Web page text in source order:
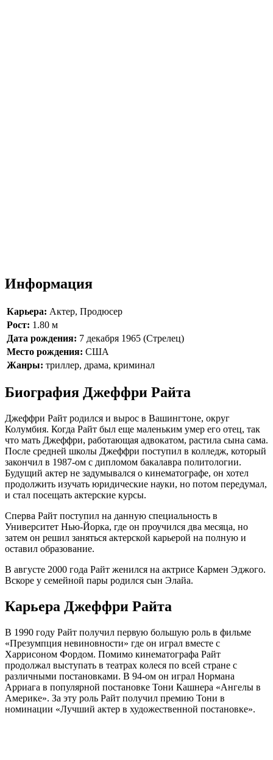
Информация
Карьера: Актер, Продюсер
Рост: 1.80 м
Дата рождения: 7 декабря 1965 (Стрелец)
Место рождения: США
Жанры: триллер, драма, криминал
Биография Джеффри Райта
Джеффри Райт родился и вырос в Вашингтоне, округ
Колумбия. Когда Райт был еще маленьким умер его отец, так
что мать Джеффри, работающая адвокатом, растила сына сама.
После средней школы Джеффри поступил в колледж, который
закончил в 1987-ом с дипломом бакалавра политологии.
Будущий актер не задумывался о кинематографе, он хотел
продолжить изучать юридические науки, но потом передумал,
и стал посещать актерские курсы.
Сперва Райт поступил на данную специальность в
Университет Нью-Йорка, где он проучился два месяца, но
затем он решил заняться актерской карьерой на полную и
оставил образование.
В августе 2000 года Райт женился на актрисе Кармен Эджого.
Вскоре у семейной пары родился сын Элайа.
Карьера Джеффри Райта
В 1990 году Райт получил первую большую роль в фильме
«Презумпция невиновности» где он играл вместе с
Харрисоном Фордом. Помимо кинематографа Райт
продолжал выступать в театрах колеся по всей стране с
различными постановками. В 94-ом он играл Нормана
Арриага в популярной постановке Тони Кашнера «Ангелы в
Америке». За эту роль Райт получил премию Тони в
номинации «Лучший актер в художественной постановке».